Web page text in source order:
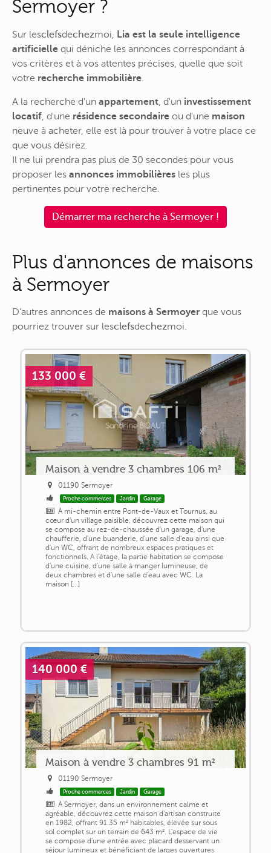
Sermoyer ?
Sur lesclefsdechezmoi, Lia est la seule intelligence
artificielle qui déniche les annonces correspondant à
vos critères et à vos attentes précises, quelle que soit
votre recherche immobilière.
A la recherche d'un appartement, d'un investissement
locatif, d'une résidence secondaire ou d'une maison
neuve à acheter, elle est là pour trouver à votre place ce
que vous désirez.
Il ne lui prendra pas plus de 30 secondes pour vous
proposer les annonces immobilières les plus
pertinentes pour votre recherche.
Démarrer ma recherche à Sermoyer !
Plus d'annonces de maisons
à Sermoyer
D'autres annonces de maisons à Sermoyer que vous
pourriez trouver sur lesclefsdechezmoi.
133 000 €
Maison à vendre 3 chambres 106 m²
01190 Sermoyer
Proche commerces Jardin Garage
À mi-chemin entre Pont-de-Vaux et Tournus, au
cœur d'un village paisible, découvrez cette maison qui
se compose au rez-de-chaussée d'un garage, d'une
chaufferie, d'une buanderie, d'une salle d'eau ainsi que
d'un WC, offrant de nombreux espaces pratiques et
fonctionnels. A l'étage, la partie habitation se compose
d'une cuisine, d'une salle à manger lumineuse, de
deux chambres et d'une salle d'eau avec WC. La
maison [...]
140 000 €
Maison à vendre 3 chambres 91 m²
01190 Sermoyer
Proche commerces Jardin Garage
À Sermoyer, dans un environnement calme et
agréable, découvrez cette maison d'artisan construite
en 1982, offrant 91.35 m² habitables, élevée sur sous
sol complet sur un terrain de 643 m². L'espace de vie
se compose d'une entrée avec placard desservant un
séjour lumineux et bénéficiant de larges ouvertures